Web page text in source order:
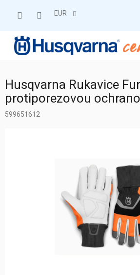
EUR
Husqvarna Rukavice
protiporezovou
599651612